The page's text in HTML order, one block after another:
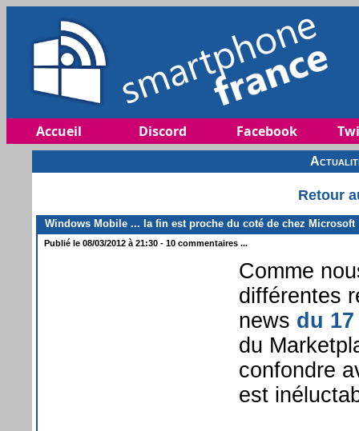
Accueil Discord Facebook
Retour
Windows Mobile ... la fin est proche du coté de chez Microsoft
Publié le 08/03/2012 à 21:30 - 10 commentaires ...
Comme
différentes
news du 17
du
confondre
est